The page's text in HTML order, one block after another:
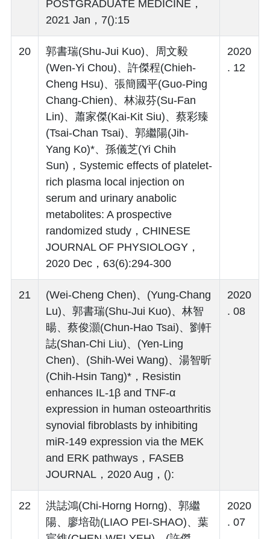
POSTGRADUATE MEDICINE，
2021 Jan，7():15
20
郭書瑞(Shu-Jui Kuo)、周文毅
(Wen-Yi Chou)、許傑程(Chieh-
Cheng Hsu)、張簡國平(Guo-Ping
Chang-Chien)、林淑芬(Su-Fan
Lin)、蕭家傑(Kai-Kit Siu)、蔡彩臻
(Tsai-Chan Tsai)、郭繼陽(Jih-
Yang Ko)*、孫儀芝(Yi Chih
Sun)，Systemic effects of platelet-
rich plasma local injection on
serum and urinary anabolic
metabolites: A prospective
randomized study，CHINESE
JOURNAL OF PHYSIOLOGY，
2020 Dec，63(6):294-300
2020
. 12
21
(Wei-Cheng Chen)、(Yung-Chang
Lu)、郭書瑞(Shu-Jui Kuo)、林智
暘、蔡俊灝(Chun-Hao Tsai)、劉軒
誌(Shan-Chi Liu)、(Yen-Ling
Chen)、(Shih-Wei Wang)、湯智昕
(Chih-Hsin Tang)*，Resistin
enhances IL-1β and TNF-α
expression in human osteoarthritis
synovial fibroblasts by inhibiting
miR-149 expression via the MEK
and ERK pathways，FASEB
JOURNAL，2020 Aug，():
2020
. 08
22
洪誌鴻(Chi-Horng Horng)、郭繼
陽、廖培劭(LIAO PEI-SHAO)、葉
2020
. 07